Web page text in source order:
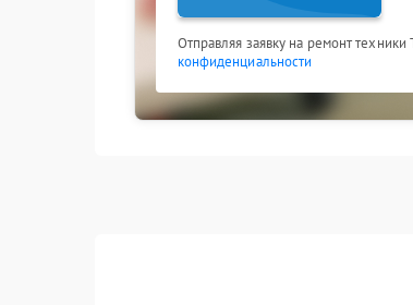
Отправляя заявку на ремонт
конфиденциальности